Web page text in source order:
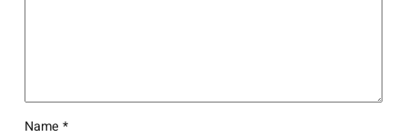
Name *